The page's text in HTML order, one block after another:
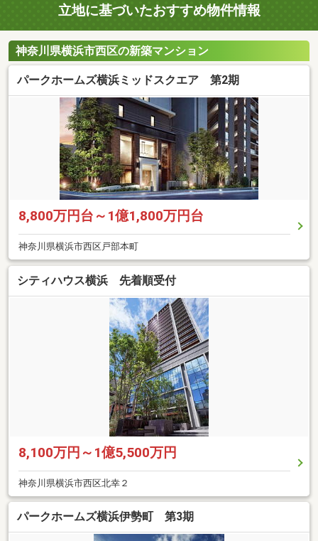
立地に基づいたおすすめ物件情報
神奈川県横浜市西区の新築マンション
パークホームズ横浜ミッドスクエア 第2期
8,800万円台～1億1,800万円台
神奈川県横浜市西区戸部本町
シティハウス横浜 先着順受付
8,100万円～1億5,500万円
神奈川県横浜市西区北幸２
パークホームズ横浜伊勢町 第3期